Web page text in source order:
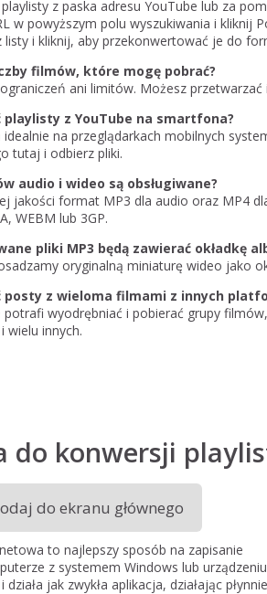
z paska adresu YouTube lub za
w powyższym polu wyszukiwania i kliknij
listy i kliknij, aby przekonwertować je do
filmów, które mogę pobrać?
ani limitów. Możesz
playlisty z YouTube na smartfona?
idealnie na przeglądarkach mobilnych
tutaj i odbierz pliki.
audio i wideo są obsługiwane?
jakości format MP3 dla audio oraz MP4
WEBM lub 3GP.
pliki MP3 będą zawierać okładkę
oryginalną miniaturę wideo jako
posty z wieloma filmami z innych
potrafi wyodrębniać i pobierać grupy
wielu innych.
do konwersji
do ekranu głównego
to najlepszy sposób na zapisanie
z systemem Windows lub
jak zwykła aplikacja, działając